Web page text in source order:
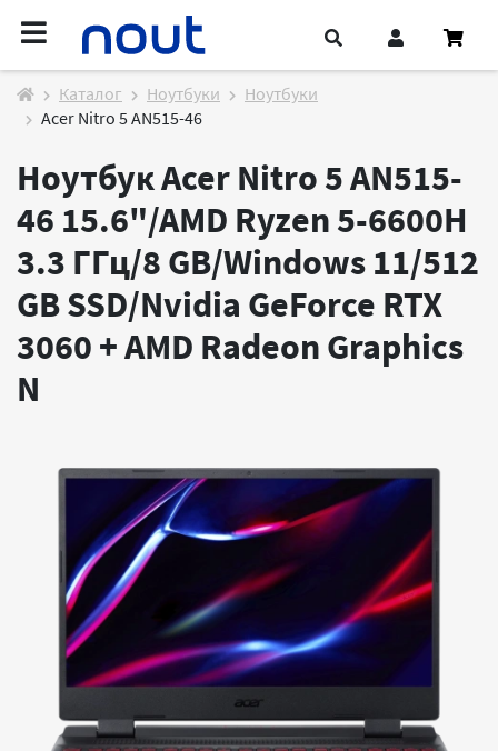
Каталог Ноутбуки
Ноутбуки
Acer Nitro 5 AN515-46
Ноутбук Acer Nitro 5 AN515-
46 15.6"/AMD Ryzen 5-6600H
3.3 ГГц/8 GB/Windows 11/512
GB SSD/Nvidia GeForce RTX
3060 + AMD Radeon Graphics
N